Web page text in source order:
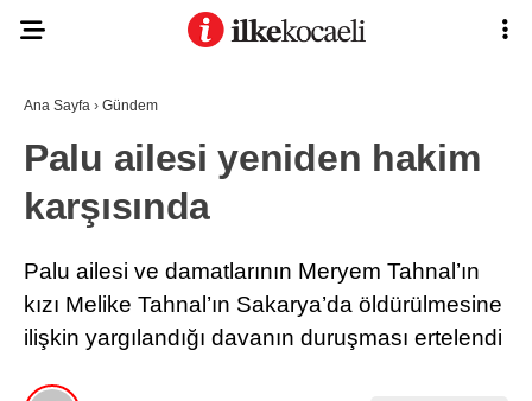
ASAYIŞ
POLITIKA
DÜNYA
Ana Sayfa › Gündem
Palu ailesi yeniden hakim
karşısında
Palu ailesi ve damatlarının Meryem Tahnal’ın
kızı Melike Tahnal’ın Sakarya’da öldürülmesine
ilişkin yargılandığı davanın duruşması ertelendi